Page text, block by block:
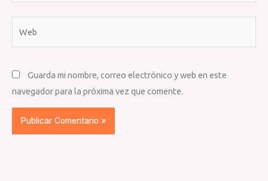
Guarda mi nombre, correo electrónico y web en este
navegador para la próxima vez que comente.